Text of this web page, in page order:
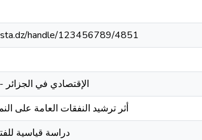
handle/123456789/4851
الإقتصادي في الجزائر
أثر ترشيد النفقات العامة على
دراسة قياسية للفترة